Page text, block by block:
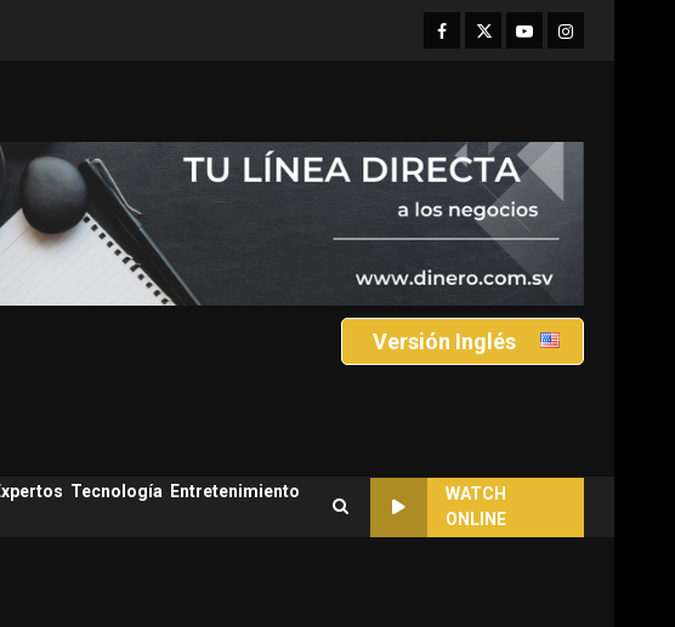
Facebook
TwitterYoutubeInstagram
Versión Inglés
Tecnología
Entretenimiento
WATCH
ONLINE